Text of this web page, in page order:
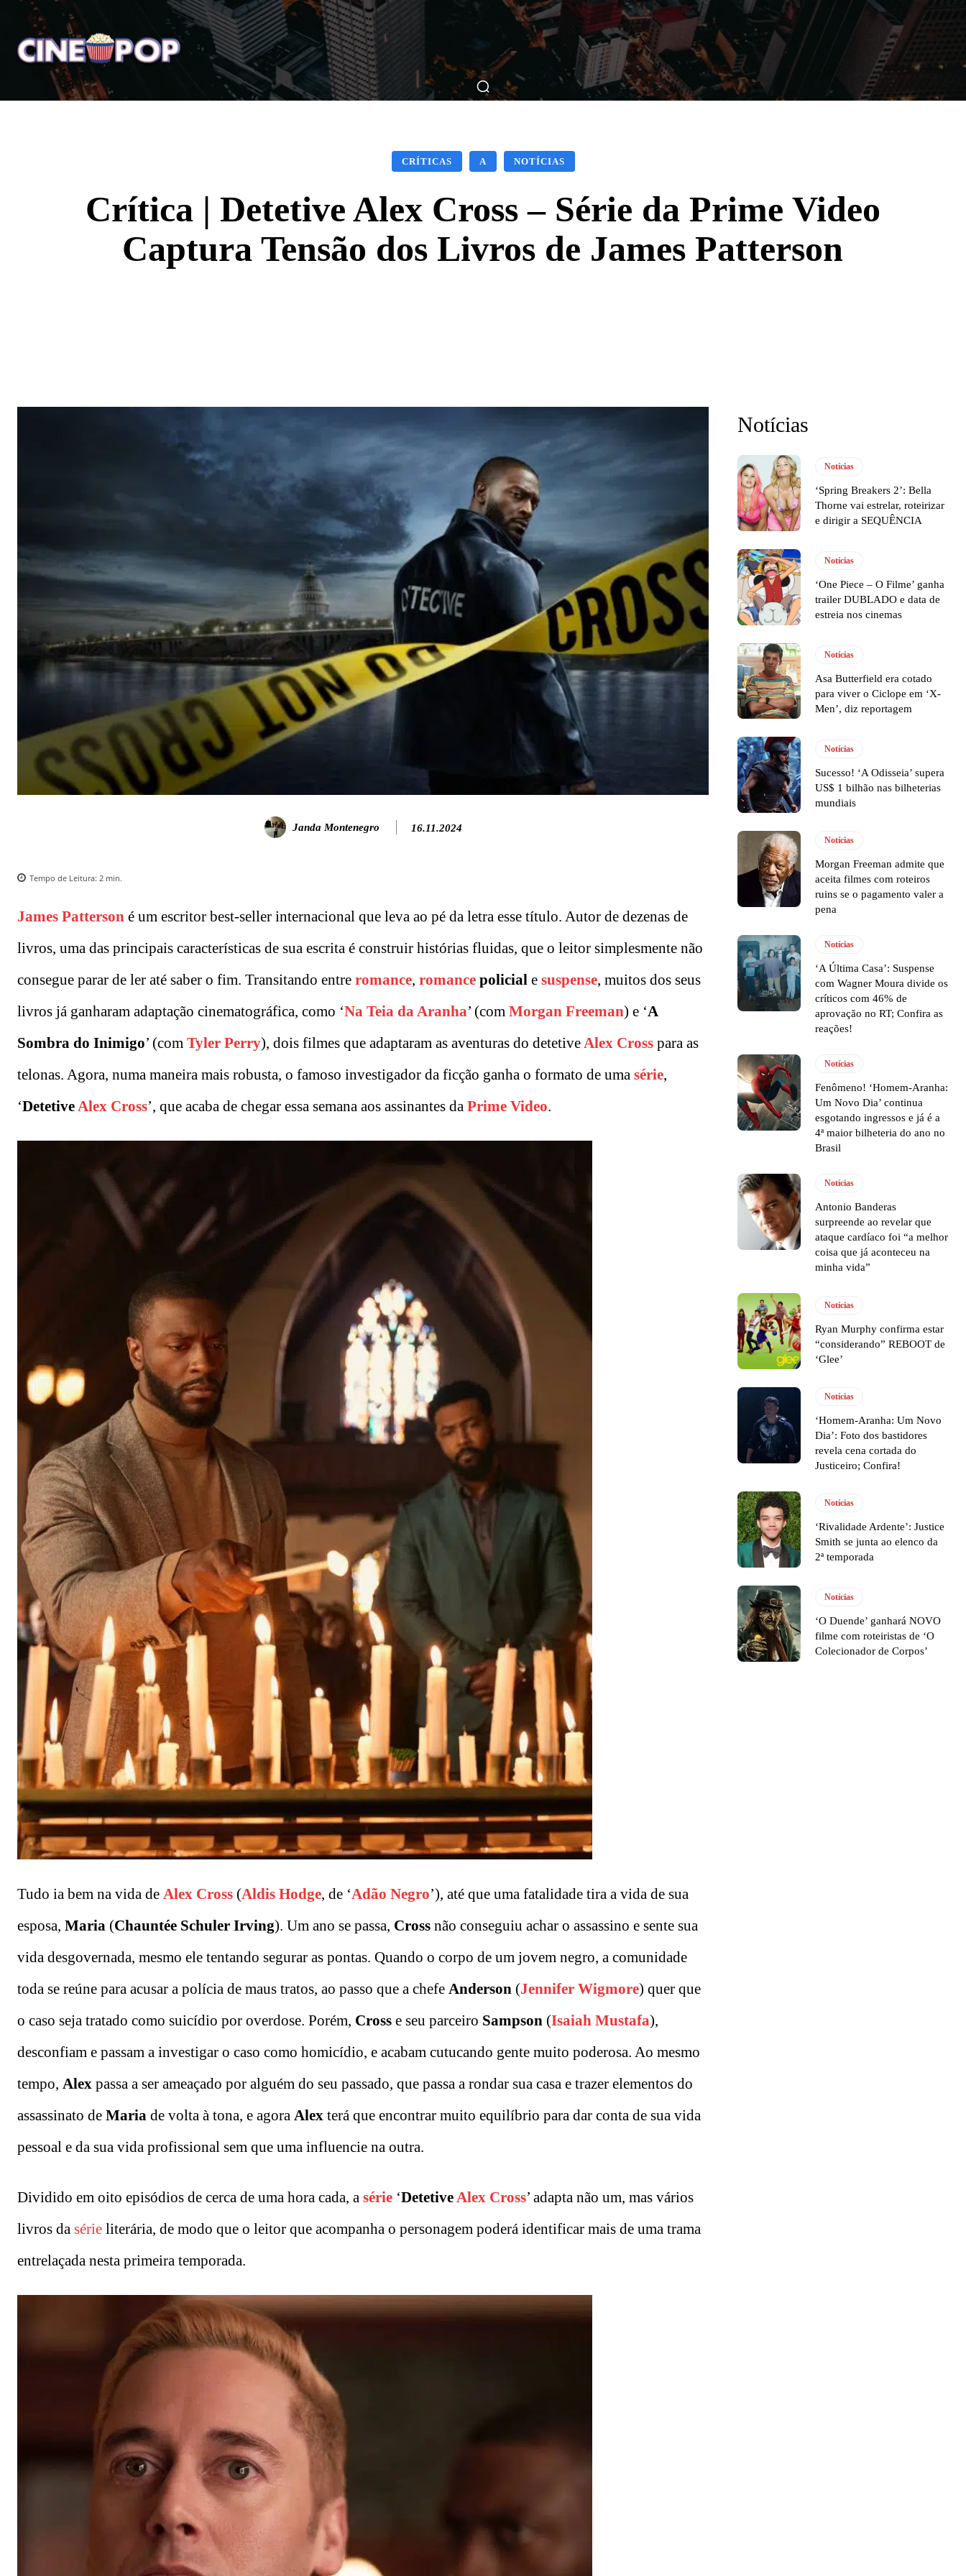
Home Notícias Críticas Breve Nos Cinemas Matérias Nos Cinemas Filmes Séries Música Gênero
CRÍTICAS A NOTÍCIAS
Crítica | Detetive Alex Cross – Série da Prime Video
Captura Tensão dos Livros de James Patterson
Janda Montenegro 16.11.2024
Tempo de Leitura: 2 min.
James Patterson é um escritor best-seller internacional que leva ao pé da letra esse título. Autor de dezenas de
livros, uma das principais características de sua escrita é construir histórias fluidas, que o leitor simplesmente não
consegue parar de ler até saber o fim. Transitando entre romance, romance policial e suspense, muitos dos seus
livros já ganharam adaptação cinematográfica, como ‘Na Teia da Aranha’ (com Morgan Freeman) e ‘A
Sombra do Inimigo’ (com Tyler Perry), dois filmes que adaptaram as aventuras do detetiveAlex Cross para as
telonas. Agora, numa maneira mais robusta, o famoso investigador da ficção ganha o formato de uma série,
‘DetetiveAlex Cross’, que acaba de chegar essa semana aos assinantes da Prime Video.
Tudo ia bem na vida de Alex Cross (Aldis Hodge, de ‘Adão Negro’), até que uma fatalidade tira a vida de sua
esposa, Maria (Chauntée Schuler Irving). Um ano se passa, Cross não conseguiu achar o assassino e sente sua
vida desgovernada, mesmo ele tentando segurar as pontas. Quando o corpo de um jovem negro, a comunidade
toda se reúne para acusar a polícia de maus tratos, ao passo que a chefe Anderson (Jennifer Wigmore) quer que
o caso seja tratado como suicídio por overdose. Porém, Cross e seu parceiro Sampson (Isaiah Mustafa),
desconfiam e passam a investigar o caso como homicídio, e acabam cutucando gente muito poderosa. Ao mesmo
tempo, Alex passa a ser ameaçado por alguém do seu passado, que passa a rondar sua casa e trazer elementos do
assassinato de Maria de volta à tona, e agora Alex terá que encontrar muito equilíbrio para dar conta de sua vida
pessoal e da sua vida profissional sem que uma influencie na outra.
Dividido em oito episódios de cerca de uma hora cada, a série ‘DetetiveAlex Cross’ adapta não um, mas vários
livros da série literária, de modo que o leitor que acompanha o personagem poderá identificar mais de uma trama
entrelaçada nesta primeira temporada.
Notícias
Notícias
‘Spring Breakers 2’: Bella
Thorne vai estrelar, roteirizar
e dirigir a SEQUÊNCIA
Notícias
‘One Piece – O Filme’ ganha
trailer DUBLADO e data de
estreia nos cinemas
Notícias
Asa Butterfield era cotado
para viver o Ciclope em ‘X-
Men’, diz reportagem
Notícias
Sucesso! ‘A Odisseia’ supera
US$ 1 bilhão nas bilheterias
mundiais
Notícias
Morgan Freeman admite que
aceita filmes com roteiros
ruins se o pagamento valer a
pena
Notícias
‘A Última Casa’: Suspense
com Wagner Moura divide os
críticos com 46% de
aprovação no RT; Confira as
reações!
Notícias
Fenômeno! ‘Homem-Aranha:
Um Novo Dia’ continua
esgotando ingressos e já é a
4ª maior bilheteria do ano no
Brasil
Notícias
Antonio Banderas
surpreende ao revelar que
ataque cardíaco foi “a melhor
coisa que já aconteceu na
minha vida”
Notícias
Ryan Murphy confirma estar
“considerando” REBOOT de
‘Glee’
Notícias
‘Homem-Aranha: Um Novo
Dia’: Foto dos bastidores
revela cena cortada do
Justiceiro; Confira!
Notícias
‘Rivalidade Ardente’: Justice
Smith se junta ao elenco da
2ª temporada
Notícias
‘O Duende’ ganhará NOVO
filme com roteiristas de ‘O
Colecionador de Corpos’